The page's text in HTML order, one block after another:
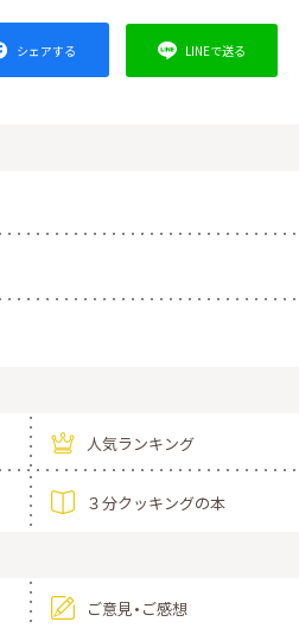
シェアする LINEで送る
人気ランキング
３分クッキングの本
ご意見・ご感想